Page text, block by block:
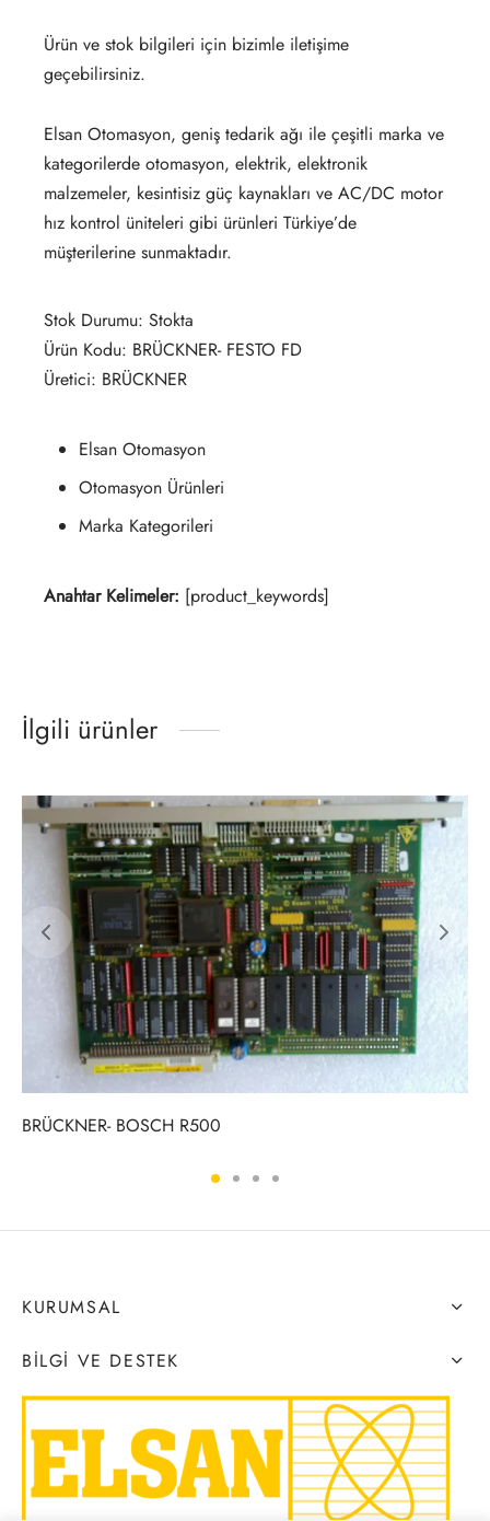
Ürün ve stok bilgileri için bizimle iletişime
geçebilirsiniz.
Elsan Otomasyon, geniş tedarik ağı ile çeşitli marka ve
kategorilerde otomasyon, elektrik, elektronik
malzemeler, kesintisiz güç kaynakları ve AC/DC motor
hız kontrol üniteleri gibi ürünleri Türkiye’de
müşterilerine sunmaktadır.
Stok Durumu: Stokta
Ürün Kodu: BRÜCKNER- FESTO FD
Üretici: BRÜCKNER
Elsan Otomasyon
Otomasyon Ürünleri
Marka Kategorileri
Anahtar Kelimeler: [product_keywords]
İlgili ürünler
BRÜCKNER- BOSCH R500
KURUMSAL
BILGI VE DESTEK